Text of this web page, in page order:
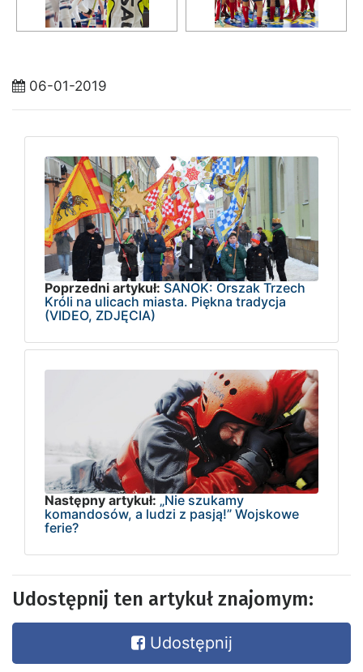
06-01-2019
Poprzedni artykuł: SANOK: Orszak Trzech
Króli na ulicach miasta. Piękna tradycja
(VIDEO, ZDJĘCIA)
Następny artykuł: „Nie szukamy
komandosów, a ludzi z pasją!” Wojskowe
ferie?
Udostępnij ten artykuł znajomym:
Udostępnij